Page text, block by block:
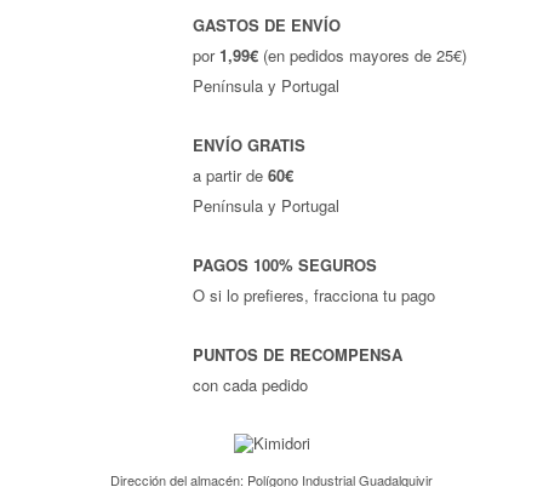
GASTOS DE ENVÍO
por 1,99€ (en pedidos mayores de 25€)
Península y Portugal
ENVÍO GRATIS
a partir de60€
Península y Portugal
PAGOS 100% SEGUROS
O si lo prefieres, fracciona tu pago
PUNTOS DE RECOMPENSA
con cada pedido
Dirección del almacén: Polígono Industrial Guadalquivir